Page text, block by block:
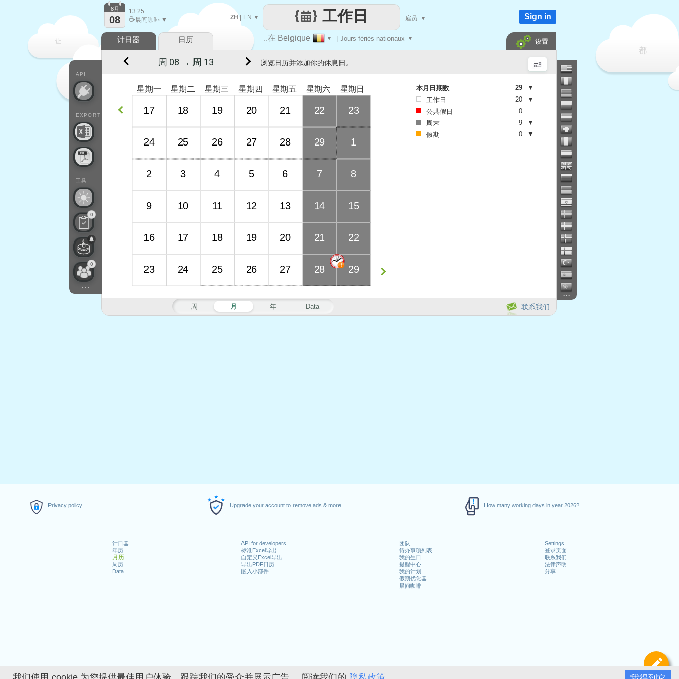
Privacy policy Upgrade your account to remove ads & more How many working days in year 2026?
计日器
年历
月历
周历
Data
API for developers
标准Excel导出
自定义Excel导出
导出PDF日历
嵌入小部件
团队
待办事项列表
我的生日
提醒中心
我的计划
假期优化器
晨间咖啡
Settings
登录页面
联系我们
法律声明
分享
定
让
都
..在 Belgique ▼ | Jours fériés nationaux ▼
工作日
ZH | EN ▼ 雇员 ▼
API
EXPORT
工具
0
0
...
8月
08
13:25
☕晨间咖啡 ▼ Sign in
计日器 日历 设置
...
联系我们
浏览日历并添加你的休息日。
周 月 年 Data
星期一 星期二 星期三 星期四 星期五 星期六 星期日
17 18 19 20 21 22 23
24 25 26 27 28 29 1
2 3 4 5 6 7 8
9 10 11 12 13 14 15
16 17 18 19 20 21 22
23 24 25 26 27 28 29
周 08 → 周 13
本月日期数 29
▼
工作日
20
▼
公共假日
0
周末
9
▼
假期
0 ▼